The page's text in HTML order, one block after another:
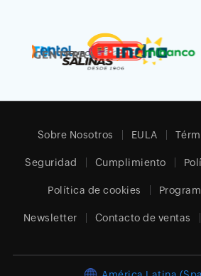
Sobre Nosotros EULA
Seguridad Cumplimiento
Política de cookies
Newsletter Contacto de ventas